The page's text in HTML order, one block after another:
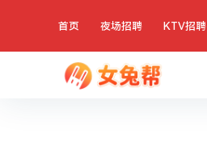
首页 夜场招聘 KTV招聘